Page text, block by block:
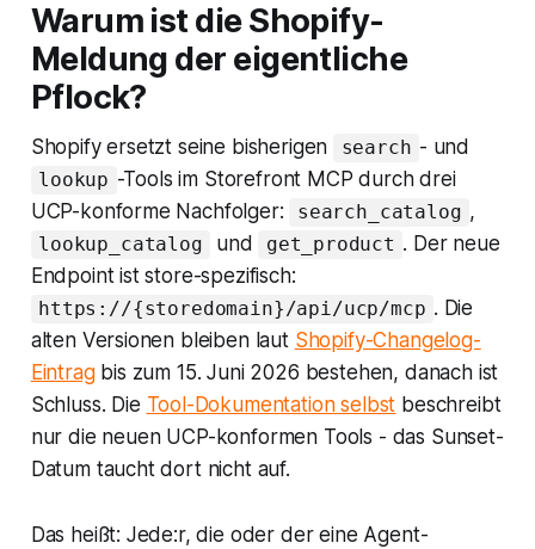
Warum ist die Shopify-
Meldung der eigentliche
Pflock?
Shopifyersetzt seine bisherigen search - und
lookup -Tools im Storefront MCP durch drei
UCP-konforme Nachfolger:
search_catalog ,
lookup_catalog und get_product . Der neue
Endpoint ist store-spezifisch:
https://{storedomain}/api/ucp/mcp . Die
alten Versionen bleiben laut Shopify-Changelog-
Eintragbis zum 15. Juni 2026 bestehen, danach ist
Schluss. Die Tool-Dokumentation selbst beschreibt
nur die neuen UCP-konformen Tools - das Sunset-
Datum taucht dort nicht auf.
Das heißt: Jede:r, die oder der eine Agent-